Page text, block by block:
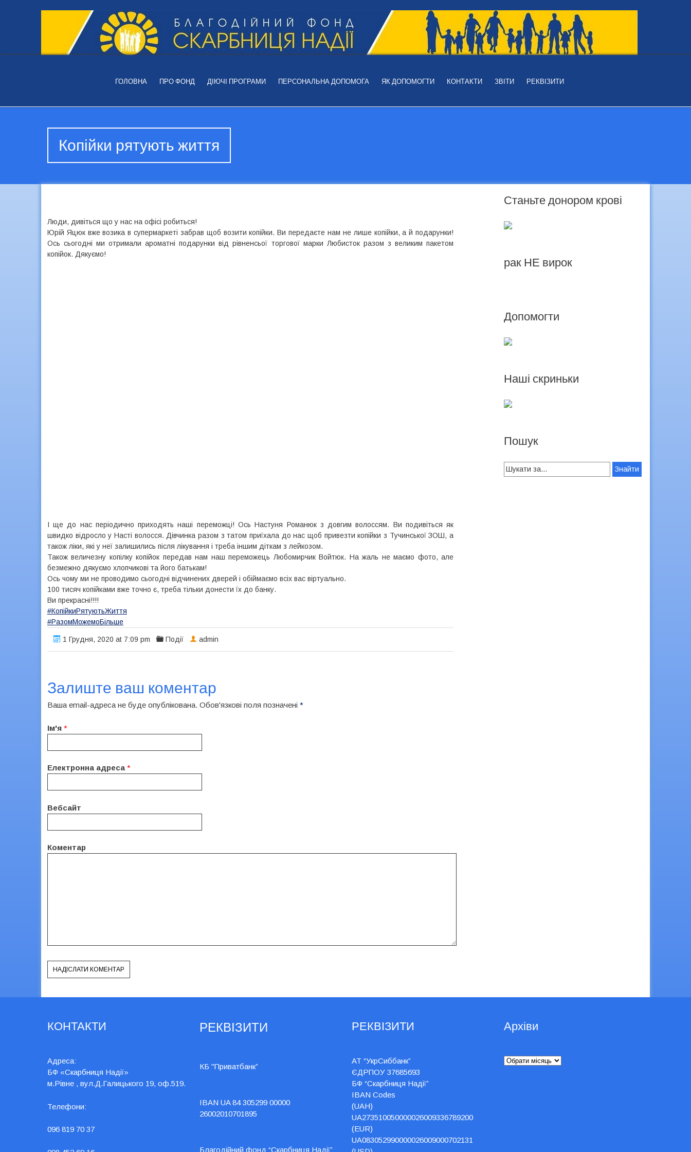
ГОЛОВНА ПРО ФОНД ДІЮЧІ ПРОГРАМИ ПЕРСОНАЛЬНА ДОПОМОГА ЯК ДОПОМОГТИ КОНТАКТИ ЗВІТИ РЕКВІЗИТИ
Копійки рятують життя
Люди, дивіться що у нас на офісі робиться!
Юрій Яцюк вже возика в супермаркеті забрав щоб возити копійки. Ви передаєте нам не лише копійки, а й подарунки!
Ось сьогодні ми отримали ароматні подарунки від рівненсьої торгової марки Любисток разом з великим пакетом
копійок. Дякуємо!
І ще до нас періодично приходять наші переможці! Ось Настуня Романюк з довгим волоссям. Ви подивіться як
швидко відросло у Насті волосся. Дівчинка разом з татом приїхала до нас щоб привезти копійки з Тучинської ЗОШ, а
також ліки, які у неї залишились після лікування і треба іншим діткам з лейкозом.
Також величезну копілку копійок передав нам наш переможець Любомирчик Войтюк. На жаль не маємо фото, але
безмежно дякуємо хлопчикові та його батькам!
Ось чому ми не проводимо сьогодні відчинених дверей і обіймаємо всіх вас віртуально.
100 тисяч копійками вже точно є, треба тільки донести їх до банку.
Ви прекрасні!!!!
#КопійкиРятуютьЖиття
#РазомМожемоБільше
1 Грудня, 2020 at 7:09 pm Події admin
Залиште ваш коментар
Ваша email-адреса не буде опублікована. Обов'язкові поля позначені *
Ім'я *
Електронна адреса *
Вебсайт
Коментар
Станьте донором крові
рак НЕ вирок
Допомогти
Наші скриньки
Пошук
Search
for:
КОНТАКТИ
Адреса:
БФ «Скарбниця Надії»
м.Рівне , вул.Д.Галицького 19, оф.519.
Телефони:
096 819 70 37
РЕКВІЗИТИ
КБ "Приватбанк”
IBAN UA 84 305299 00000
26002010701895
Благодійний фонд “Скарбниця Надії”
РЕКВІЗИТИ
АТ “УкрСиббанк”
ЄДРПОУ 37685693
БФ “Скарбниця Надії”
IBAN Codes
(UAH)
UA273510050000026009336789200
(EUR)
UA083052990000026009000702131
Архіви
Архіви